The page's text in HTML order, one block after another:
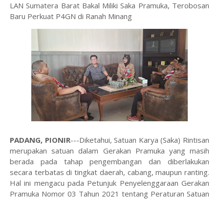
LAN Sumatera Barat Bakal Miliki Saka Pramuka, Terobosan
Baru Perkuat P4GN di Ranah Minang
PADANG, PIONIR---Diketahui, Satuan Karya (Saka) Rintisan
merupakan satuan dalam Gerakan Pramuka yang masih
berada pada tahap pengembangan dan diberlakukan
secara terbatas di tingkat daerah, cabang, maupun ranting.
Hal ini mengacu pada Petunjuk Penyelenggaraan Gerakan
Pramuka Nomor 03 Tahun 2021 tentang Peraturan Satuan